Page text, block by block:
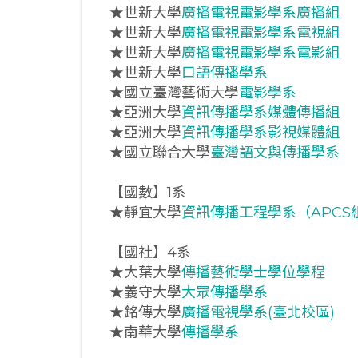
★世新大學廣播電視電影學系廣播組
★世新大學廣播電視電影學系電視組
★世新大學廣播電視電影學系電影組
★世新大學口語傳播學系
★國立臺灣藝術大學電影學系
★亞洲大學資訊傳播學系媒體傳播組
★亞洲大學資訊傳播學系影視媒體組
★國立聯合大學臺灣語文與傳播學系
【國數】1系
★靜宜大學資訊傳播工程學系（APCS
【國社】4系
★大葉大學傳播藝術學士學位學程
★義守大學大眾傳播學系
★銘傳大學廣播電視學系(臺北校區)
★南華大學傳播學系